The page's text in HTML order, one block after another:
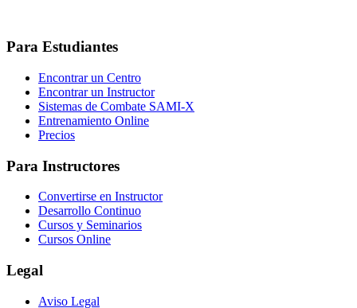
Para Estudiantes
Encontrar un Centro
Encontrar un Instructor
Sistemas de Combate SAMI-X
Entrenamiento Online
Precios
Para Instructores
Convertirse en Instructor
Desarrollo Continuo
Cursos y Seminarios
Cursos Online
Legal
Aviso Legal